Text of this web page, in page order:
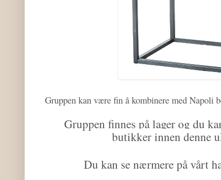
Gruppen kan være fin å kombinere med Napoli
Gruppen finnes på lager og du
butikker innen denne
Du kan se nærmere på vårt